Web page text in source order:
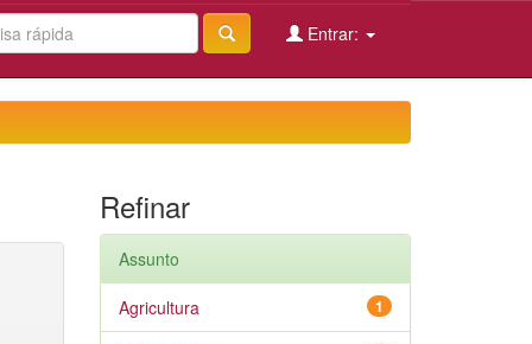
Entrar:
Refinar
Assunto
1
Agricultura